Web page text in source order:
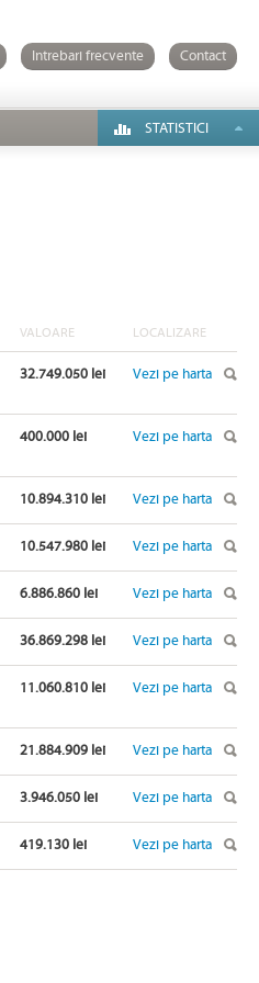
Intrebari frecvente Contact
STATISTICI
VALOARE LOCALIZARE
32.749.050 lei Vezi pe harta
400.000 lei Vezi pe harta
10.894.310 lei Vezi pe harta
10.547.980 lei Vezi pe harta
6.886.860 lei Vezi pe harta
36.869.298 lei Vezi pe harta
11.060.810 lei Vezi pe harta
21.884.909 lei Vezi pe harta
3.946.050 lei Vezi pe harta
419.130 lei Vezi pe harta